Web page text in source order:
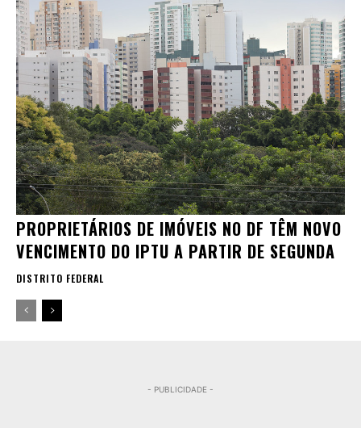
PROPRIETÁRIOS DE IMÓVEIS NO DF TÊM NOVO
VENCIMENTO DO IPTU A PARTIR DE SEGUNDA
DISTRITO FEDERAL
- PUBLICIDADE -